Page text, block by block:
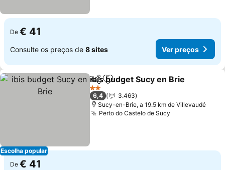
De € 41
Consulte os preços de 8 sites Ver preços
Escolha popular
PartilharAdicionar aos favoritos
ibis budget Sucy en Brie
2 Estrelas
6,4
3.463
Sucy-en-Brie, a 19.5 km de Villevaudé
Perto do Castelo de Sucy
De € 41